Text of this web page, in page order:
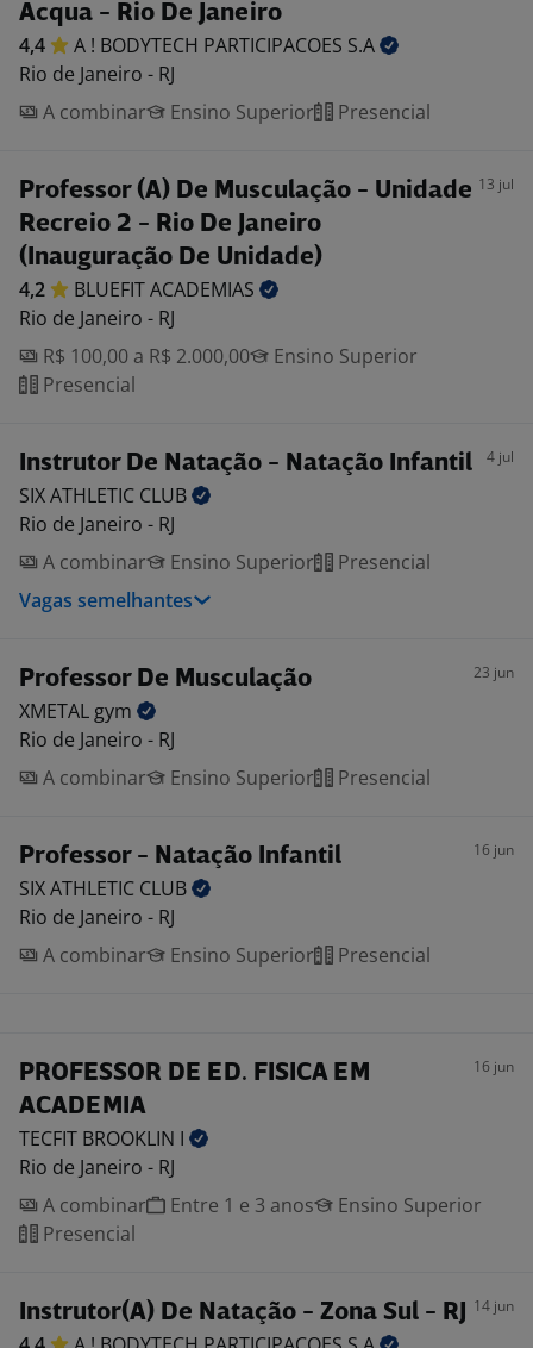
Acqua - Rio De Janeiro
4,4 A ! BODYTECH PARTICIPACOES S.A
Rio de Janeiro - RJ
A combinar
Ensino Superior Presencial
Professor (A) De Musculação - Unidade
Recreio 2 - Rio De Janeiro
(Inauguração De Unidade)
13 jul
4,2 BLUEFITACADEMIAS
Rio de Janeiro - RJ
R$ 100,00 a R$ 2.000,00
Ensino Superior
Presencial
Instrutor De Natação - Natação Infantil 4 jul
SIX ATHLETIC CLUB
Rio de Janeiro - RJ
A combinar
Ensino Superior
Presencial
Vagas semelhantes
Professor De Musculação 23 jun
XMETAL gym
Rio de Janeiro - RJ
A combinar
Ensino Superior Presencial
Professor - Natação Infantil 16 jun
SIX ATHLETIC CLUB
Rio de Janeiro - RJ
A combinar
Ensino Superior Presencial
PROFESSOR DE ED. FISICA EM
ACADEMIA
16 jun
TECFIT BROOKLIN I
Rio de Janeiro - RJ
A combinar
Entre 1 e 3 anos
Ensino Superior
Presencial
Instrutor(A) De Natação - Zona Sul - RJ 14 jun